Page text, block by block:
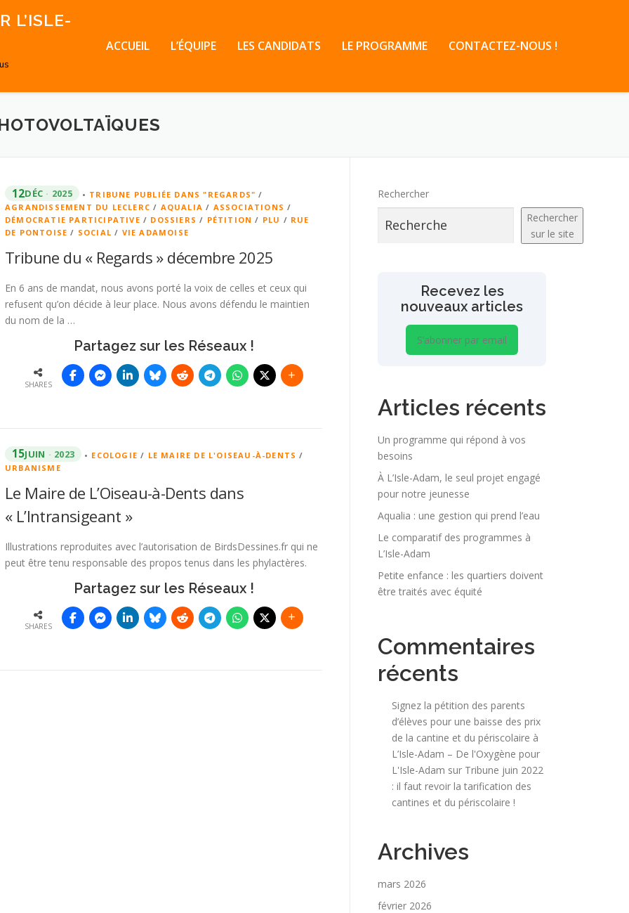
L’ISLE-
ACCUEIL L’ÉQUIPE LES CANDIDATS LE PROGRAMME CONTACTEZ-NOUS !
12DÉC 2025 • TRIBUNE PUBLIÉE DANS "REGARDS" /
AGRANDISSEMENT DU LECLERC / AQUALIA / ASSOCIATIONS /
DÉMOCRATIE PARTICIPATIVE / DOSSIERS / PÉTITION / PLU / RUE
DE PONTOISE / SOCIAL / VIE ADAMOISE
Tribune du « Regards » décembre 2025
En 6 ans de mandat, nous avons porté la voix de celles et ceux qui
refusent qu’on décide à leur place. Nous avons défendu le maintien
du nom de la …
Partagez sur les Réseaux !
SHARES
15JUIN 2023 • ECOLOGIE / LE MAIRE DE L'OISEAU-À-DENTS /
URBANISME
Le Maire de L’Oiseau-à-Dents dans
« L’Intransigeant »
Illustrations reproduites avec l’autorisation de BirdsDessines.fr qui ne
peut être tenu responsable des propos tenus dans les phylactères.
Partagez sur les Réseaux !
SHARES
Rechercher
Rechercher
sur le site
Recevez les
nouveaux articles
S’abonner par email
Articles récents
Un programme qui répond à vos
besoins
À L’Isle-Adam, le seul projet engagé
pour notre jeunesse
Aqualia : une gestion qui prend l’eau
Le comparatif des programmes à
L’Isle-Adam
Petite enfance : les quartiers doivent
être traités avec équité
Commentaires
récents
Signez la pétition des parents
d’élèves pour une baisse des prix
de la cantine et du périscolaire à
L’Isle-Adam – De l'Oxygène pour
L'Isle-Adam sur Tribune juin 2022
: il faut revoir la tarification des
cantines et du périscolaire !
Archives
mars 2026
février 2026